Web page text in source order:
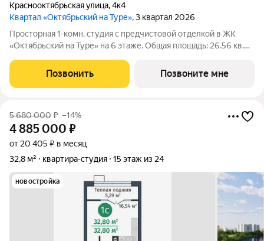
Краснооктябрьская улица,4к4
Квартал «Октябрьский на Туре», 3 квартал 2026
Просторная 1-комн. студия с предчистовой отделкой в ЖК
«Октябрьский на Туре» на 6 этаже. Общая площадь: 26.56 кв.м.,
под кухонную зону. Все окна выходят на одну сторону. В
квартире один
Позвонить Позвоните мне
5 680 000₽ –14%
4 885 000 ₽
от 20 405 ₽ в месяц
32,8 м²
квартира-студия 15 этаж из 24
новостройка